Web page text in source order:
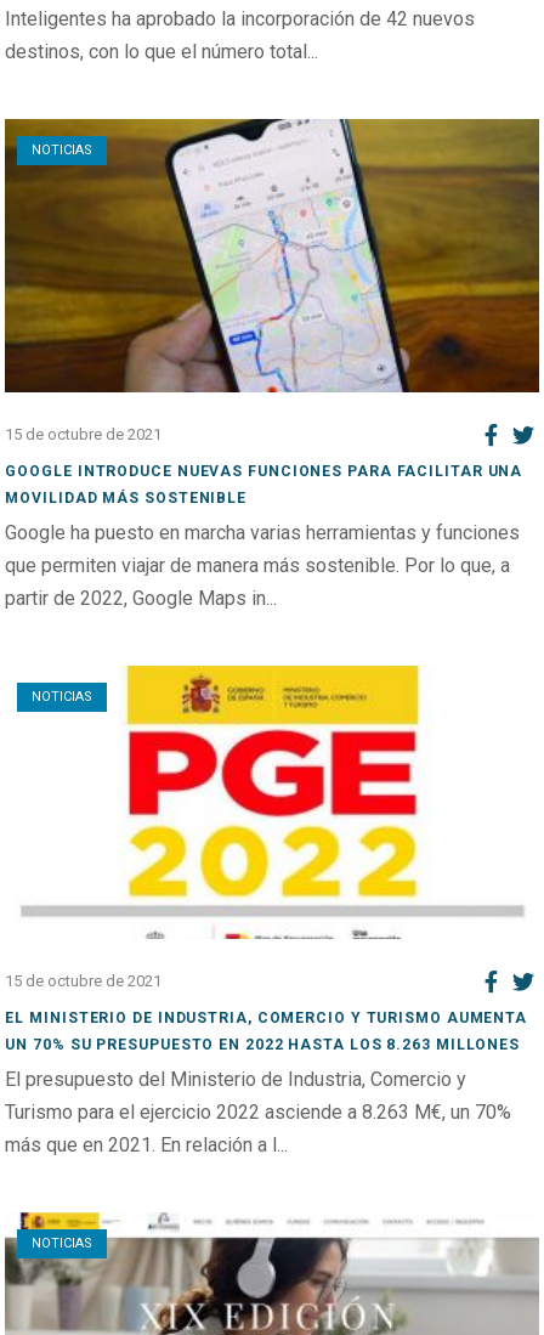
Inteligentes ha aprobado la incorporación de 42 nuevos
destinos, con lo que el número total...
NOTICIAS
Open post
15 de octubre de 2021
GOOGLE INTRODUCE NUEVAS FUNCIONES PARA FACILITAR UNA
MOVILIDAD MÁS SOSTENIBLE
Google ha puesto en marcha varias herramientas y funciones
que permiten viajar de manera más sostenible. Por lo que, a
partir de 2022, Google Maps in...
NOTICIAS
15 de octubre de 2021
EL MINISTERIO DE INDUSTRIA, COMERCIO Y TURISMO AUMENTA
UN 70% SU PRESUPUESTO EN 2022 HASTA LOS 8.263 MILLONES
El presupuesto del Ministerio de Industria, Comercio y
Turismo para el ejercicio 2022 asciende a 8.263 M€, un 70%
más que en 2021. En relación a l...
NOTICIAS
Open post